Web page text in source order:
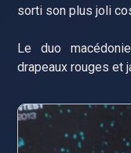
sorti son plus joli
Le duo
drapeaux rouges et